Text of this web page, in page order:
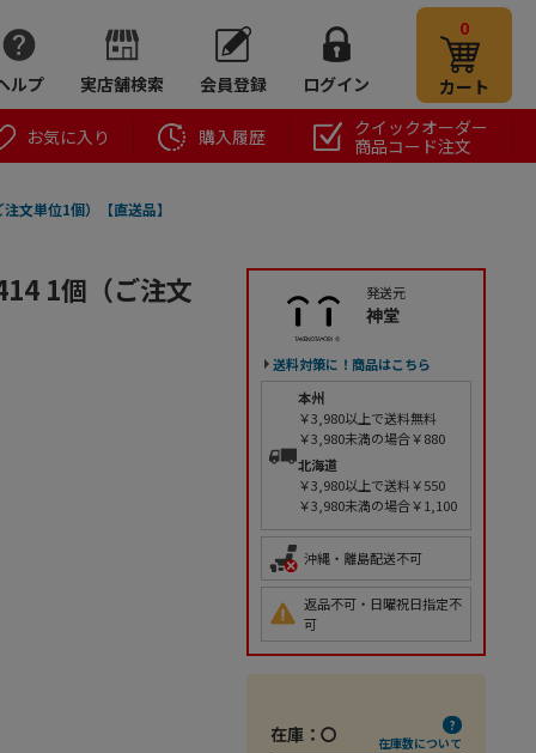
ルプ 実店舗検索 会員登録 ログイン
0
カート
お気に入り 購入履歴
クイックオーダー
商品コード注文
単位1個）【直送品】
1個（ご注文 発送元
神堂
送料対策に！商品はこちら
本州
￥3,980以上で送料無料
￥3,980未満の場合￥880
北海道
￥3,980以上で送料￥550
￥3,980未満の場合￥1,100
沖縄・離島配送不可
返品不可・日曜祝日指定不
可
在庫： 〇 在庫数について